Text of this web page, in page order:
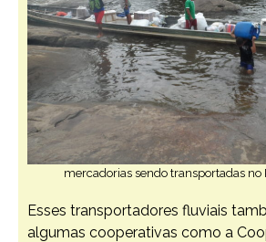
mercadorias sendo transportadas no
Esses transportadores fluviais
algumas cooperativas como a